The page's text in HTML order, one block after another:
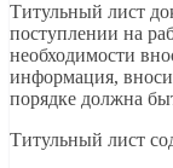
Титульный лист
поступлении на
необходимости
информация,
порядке должна
Титульный лист